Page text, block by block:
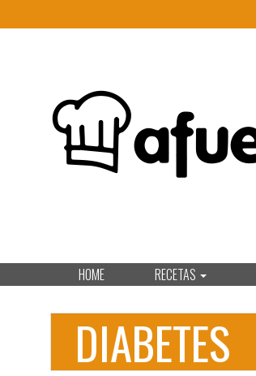
HOME RECETAS
DIABETES